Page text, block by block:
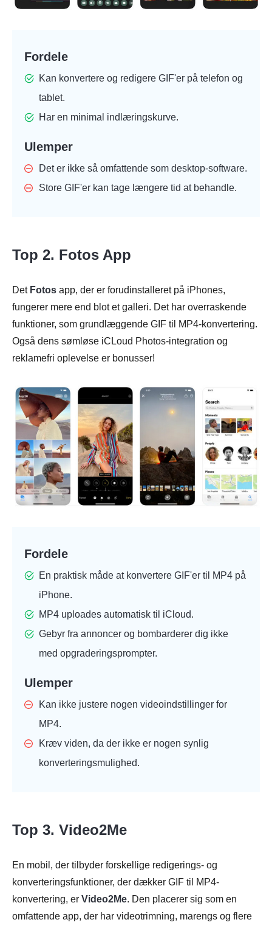
Fordele
Kan konvertere og redigere GIF'er på telefon og
tablet.
Har en minimal indlæringskurve.
Ulemper
Det er ikke så omfattende som desktop-software.
Store GIF'er kan tage længere tid at behandle.
Top 2. Fotos App
Det Fotos app, der er forudinstalleret på iPhones,
fungerer mere end blot et galleri. Det har overraskende
funktioner, som grundlæggende GIF til MP4-konvertering.
Også dens sømløse iCLoud Photos-integration og
reklamefri oplevelse er bonusser!
Fordele
En praktisk måde at konvertere GIF'er til MP4 på
iPhone.
MP4 uploades automatisk til iCloud.
Gebyr fra annoncer og bombarderer dig ikke
med opgraderingsprompter.
Ulemper
Kan ikke justere nogen videoindstillinger for
MP4.
Kræv viden, da der ikke er nogen synlig
konverteringsmulighed.
Top 3. Video2Me
En mobil, der tilbyder forskellige redigerings- og
konverteringsfunktioner, der dækker GIF til MP4-
konvertering, er Video2Me. Den placerer sig som en
omfattende app, der har videotrimning, marengs og flere